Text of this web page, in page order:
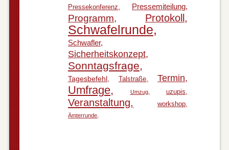
Pressekonferenz Pressemiteilung
Programm Protokoll
Schwafelrunde
Schwafler
Sicherheitskonzept
Sonntagsfrage
Tagesbefehl Talstraße Termin
Umfrage Umzug uzupis
Veranstaltung workshop
Ämterrunde